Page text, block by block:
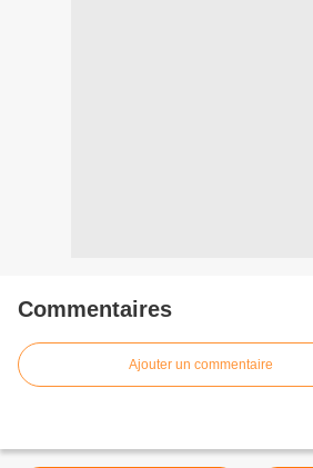
Commentaires
Ajouter un commentaire